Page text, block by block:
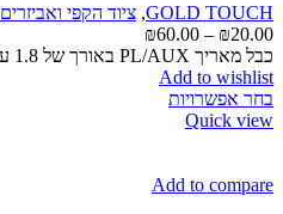
GOLD TOUCH
, ציוד הקפי ואביזרים
₪20.00
–
₪60.00
מחירים:
כבל מאריך PL/AUX באורך של 1.8 עד 20 מטר
Add to wishlist
בחר אפשרויות
סוגים.
Quick view
Add to compare